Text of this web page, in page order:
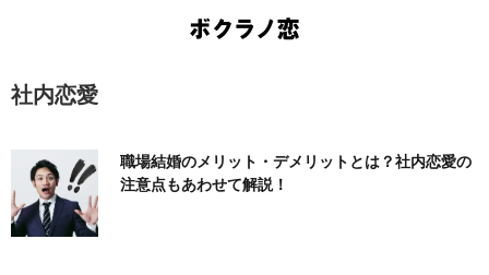
社内恋愛
職場結婚のメリット・デメリットとは？社内恋愛の
注意点もあわせて解説！